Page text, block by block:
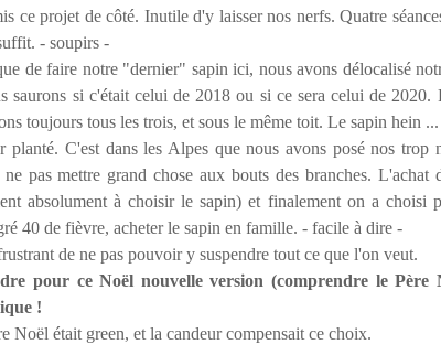
ce projet de côté. Inutile d'y laisser nos nerfs. Quatre
- soupirs -
de faire notre "dernier" sapin ici, nous avons délocalisé
saurons si c'était celui de 2018 ou si ce sera celui de 2020.
toujours tous les trois, et sous le même toit. Le sapin hein
planté. C'est dans les Alpes que nous avons posé nos trop
pas mettre grand chose aux bouts des branches. L'achat
absolument à choisir le sapin) et finalement on a choisi
40 de fièvre, acheter le sapin en famille. - facile à dire -
de ne pas pouvoir y suspendre tout ce que l'on veut.
pour ce Noël nouvelle version (comprendre le Père
!
Noël était green, et la candeur compensait ce choix.